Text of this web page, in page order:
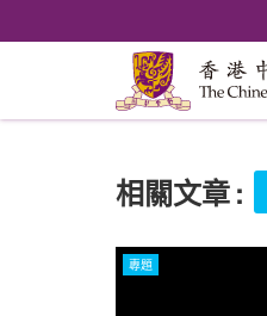
相關文章:
專題